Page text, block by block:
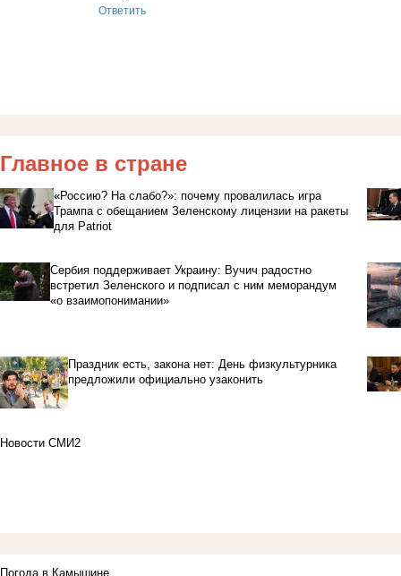
Ответить
Главное в стране
«Россию? На слабо?»: почему провалилась игра
Трампа с обещанием Зеленскому лицензии на ракеты
для Patriot
Сербия поддерживает Украину: Вучич радостно
встретил Зеленского и подписал с ним меморандум
«о взаимопонимании»
Праздник есть, закона нет: День физкультурника
предложили официально узаконить
Новости СМИ2
Погода в Камышине